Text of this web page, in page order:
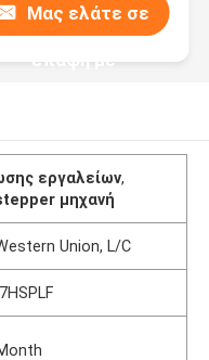
Μας ελάτε σε
επαφή με
εργαλείων,
μηχανή
Union, L/C